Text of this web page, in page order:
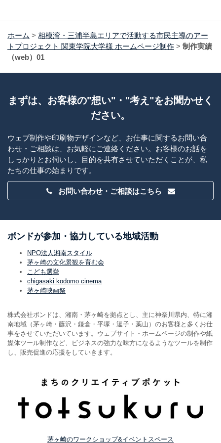
ホーム > 相模湾・三浦半島エリアで活動する市民主導のアー
トプロジェクト 関東学院大学様 ホームページ制作 > 制作実績
（web）01
まずは、お客様の"想い"・"考え"をお聞かせく
ださい。
ウェブ制作や印刷物デザインなど、お仕事に関するお問い合
わせ・ご相談は、お気軽にご連絡ください。お客様のお話を
しっかりとお伺いし、目的を共有させていただくことが、私
たちの仕事の始まりです。
お問い合わせ・ご相談はこちら
ボンドが参加・協力している地域活動
NPO法人湘南スタイル
茅ヶ崎の文化景観を育む会
こども選挙
chigasaki kodomo cinema
茅ヶ崎映画祭
株式会社ボンドは、湘南・茅ヶ崎を拠点とし、主に神奈川県内、特に湘
南地域（茅ヶ崎・藤沢・鎌倉・平塚・逗子・葉山）のお客様と多くお仕
事をさせていただいています。ウェブサイト・ホームページの制作や紙
媒体ツール制作など、ビジネスの強力な味方になるようなツールを制作
し、販売促進の応援をしていきます。
茅ヶ崎のワークショップ&イベントスペース